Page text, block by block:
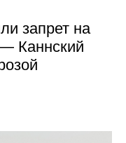
запрет на
Каннский